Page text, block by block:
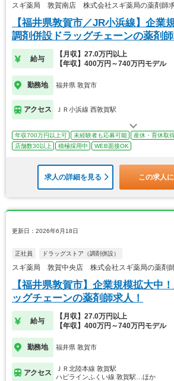
スギ薬局 敦賀南店 株式会社スギ薬局の薬剤師
【福井県敦賀市／JR小浜線】企業
調剤併設ドラッグチェーンの薬剤師
給与
【月収】27.0万円以上
【年収】400万円～740万円モデル
勤務地 福井県 敦賀市
アクセス ＪＲ小浜線 西敦賀駅
年収700万円以上可 未経験者も応募可能 産休・育休取
店舗数30以上
積極採用中 WEB面接OK
求人の詳細を見る この求人
更新日：2026年6月18日
正社員 ドラッグストア（調剤併設）
スギ薬局 敦賀中央店 株式会社スギ薬局の薬剤
【福井県敦賀市】企業規模拡大中
ッグチェーンの薬剤師求人！
給与
【月収】27.0万円以上
【年収】400万円～740万円モデル
勤務地 福井県 敦賀市
アクセス
ＪＲ北陸本線 敦賀駅
ハピラインふくい線 敦賀駅…ほか